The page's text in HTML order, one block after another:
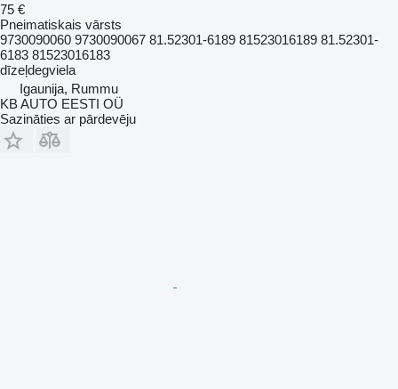
75 €
Pneimatiskais vārsts
9730090060 9730090067 81.52301-6189 81523016189 81.52301-
6183 81523016183
dīzeļdegviela
Igaunija, Rummu
KB AUTO EESTI OÜ
Sazināties ar pārdevēju